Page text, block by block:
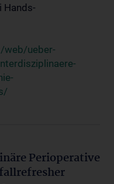
Hands-
web/ueber-
Perioperative